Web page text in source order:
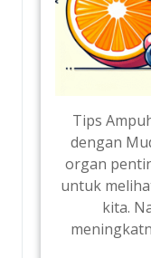
Tips
dengan
organ
untuk
kita.